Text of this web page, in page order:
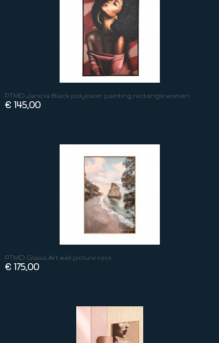
PTMD Janicia Black polyester painting rectangle woman
€ 145,00
PTMD Glass Art wall picture rock
€ 175,00